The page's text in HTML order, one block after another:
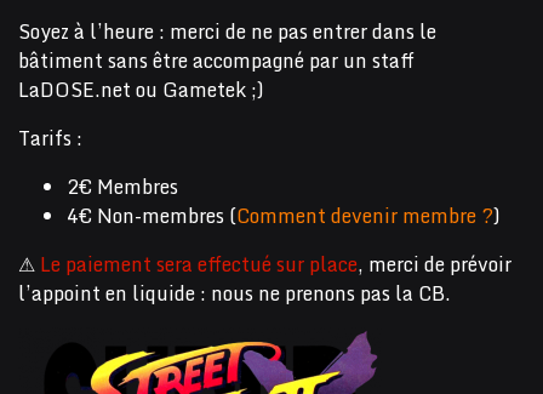
Soyez à l’heure : merci de ne pas entrer dans le
bâtiment sans être accompagné par un staff
LaDOSE.net ou Gametek ;)
Tarifs :
2€ Membres
4€ Non-membres (Comment devenir membre ?)
⚠Le paiement sera effectué sur place, merci de prévoir
l’appoint en liquide : nous ne prenons pas la CB.